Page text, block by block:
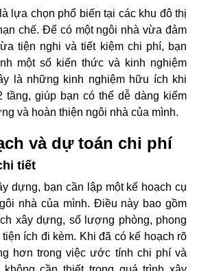
lựa chọn phổ biến tại các khu đô thị
chế. Để có một ngôi nhà vừa đảm
tiện nghi và tiết kiệm chi phí, bạn
một số kiến thức và kinh nghiệm
là những kinh nghiệm hữu ích khi
tầng, giúp bạn có thể dễ dàng kiểm
và hoàn thiện ngôi nhà của mình.
và dự toán chi phí
tiết
dựng, bạn cần lập một kế hoạch cụ
nhà của mình. Điều này bao gồm
xây dựng, số lượng phòng, phong
ích đi kèm. Khi đã có kế hoạch rõ
hơn trong việc ước tính chi phí và